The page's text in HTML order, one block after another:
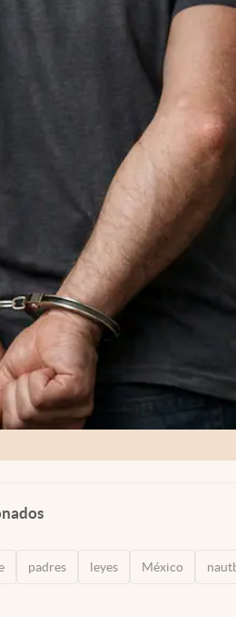
padres leyes México